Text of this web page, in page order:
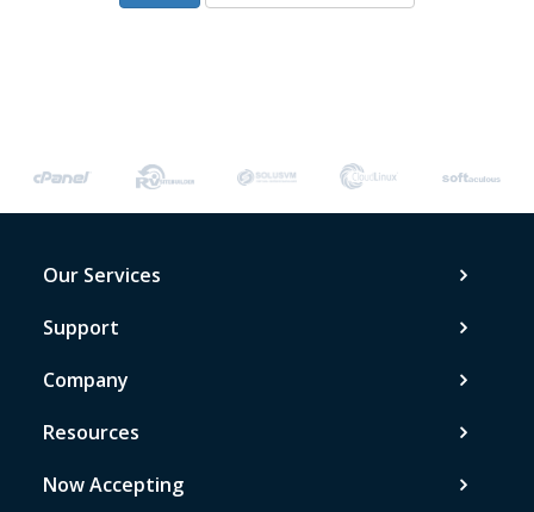
Our Services
Support
Company
Resources
Now Accepting